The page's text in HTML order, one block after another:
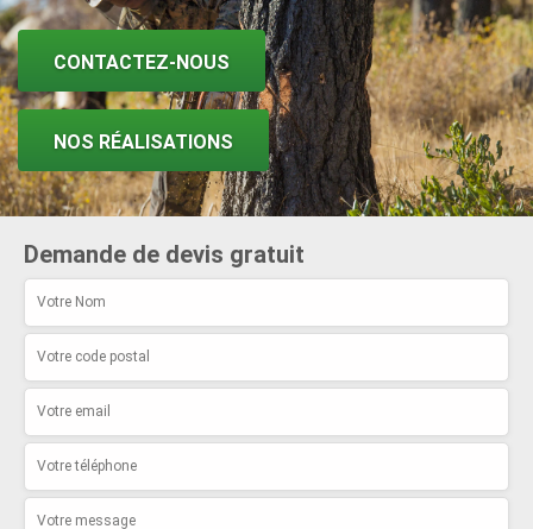
CONTACTEZ-NOUS
NOS RÉALISATIONS
Demande de devis gratuit